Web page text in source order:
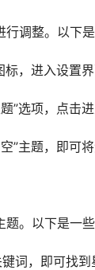
调整。以下是
，进入设置界
”选项，点击进
”主题，即可
。以下是一些
词，即可找